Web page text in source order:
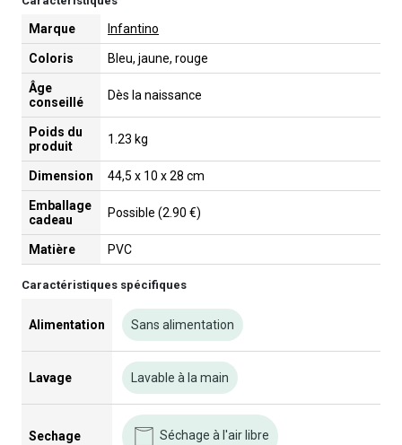
Marque Infantino
Coloris Bleu, jaune, rouge
Âge
conseillé
Dès la naissance
Poids du
produit
1.23 kg
Dimension 44,5 x 10 x 28 cm
Emballage
cadeau
Possible (2.90 €)
Matière PVC
Caractéristiques spécifiques
Alimentation Sans alimentation
Lavage Lavable à la main
Sechage Séchage à l'air libre